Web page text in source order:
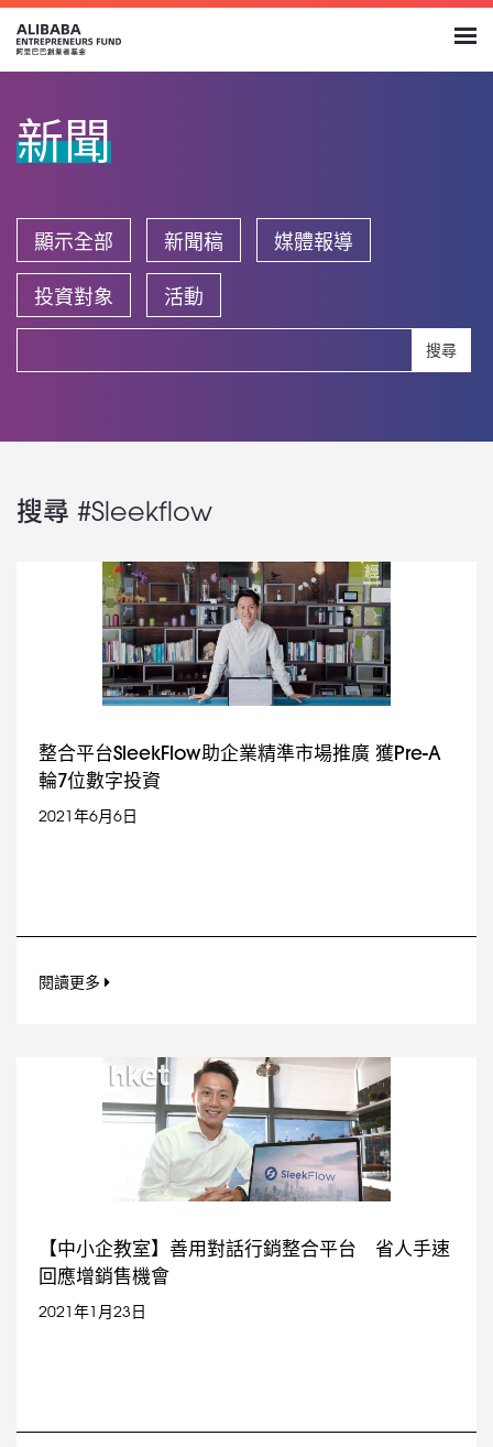
新聞
顯示全部 新聞稿 媒體報導
投資對象 活動
搜尋
搜尋 #Sleekflow
整合平台SleekFlow助企業精準市場推廣 獲Pre-A
輪7位數字投資
2021年6月6日
閱讀更多
【中小企教室】善用對話行銷整合平台 省人手速
回應增銷售機會
2021年1月23日